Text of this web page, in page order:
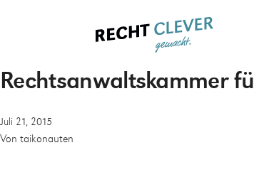
Rechtsanwaltskammer
Juli 21, 2015
Von taikonauten